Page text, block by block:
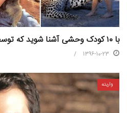
با ۱۰ کودک وحشی آشنا شوید که توسط حیوانات بزرگ شدند
1396-10-23
واریته